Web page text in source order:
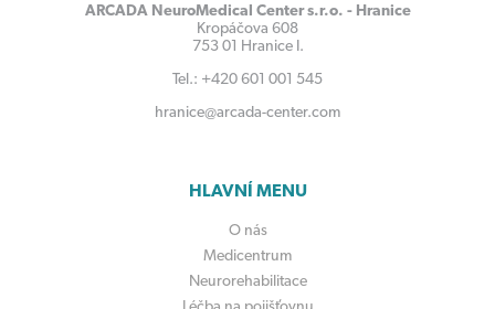
ARCADA NeuroMedical Center s.r.o. - Hranice
Kropáčova 608
753 01 Hranice I.
Tel.: +420 601 001 545
hranice@arcada-center.com
HLAVNÍ MENU
O nás
Medicentrum
Neurorehabilitace